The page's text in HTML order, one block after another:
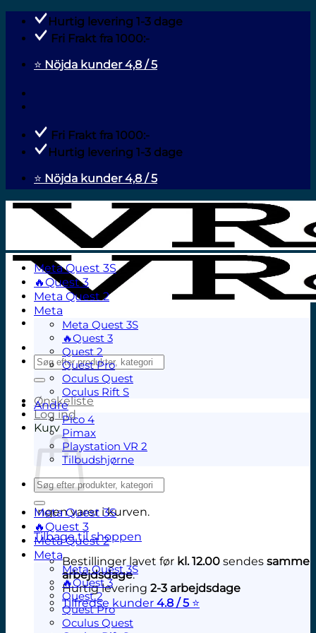
Fortsæt
indhold
Hurtig levering 1-3 dage
Fri Frakt fra 1000:-
⭐ Nöjda kunder 4,8 / 5
Fri Frakt fra 1000:-
Hurtig levering 1-3 dage
⭐ Nöjda kunder 4,8 / 5
Søg
efter:
Ønskeliste
Log ind
Kurv
Ingen varer i kurven.
Tilbage til shoppen
Bestillinger lavet før kl. 12.00 sendes samme
arbejdsdage.
Hurtig levering 2-3 arbejdsdage
Tilfredse kunder 4.8 / 5 ⭐
Meta Quest 3S
🔥Quest 3
Meta Quest 2
Meta
Meta Quest 3S
🔥Quest 3
Quest 2
Quest Pro
Oculus Quest
Oculus Rift S
Andre
Pico 4
Pimax
Playstation VR 2
Tilbudshjørne
Søg
efter:
Meta Quest 3S
🔥Quest 3
Meta Quest 2
Meta
Meta Quest 3S
🔥Quest 3
Quest 2
Quest Pro
Oculus Quest